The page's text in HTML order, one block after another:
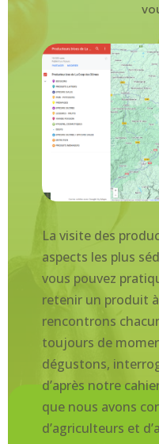
La visite des
aspects les plus
vous pouvez
retenir un produit
rencontrons
toujours de
dégustons,
d’après notre
que nous avons
d’agriculteurs et